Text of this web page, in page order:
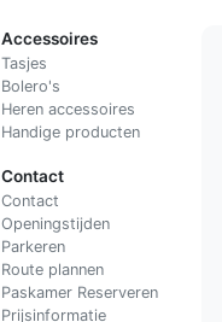
Accessoires
Tasjes
Bolero's
Heren accessoires
Handige producten
Contact
Contact
Openingstijden
Parkeren
Route plannen
Paskamer Reserveren
Prijsinformatie